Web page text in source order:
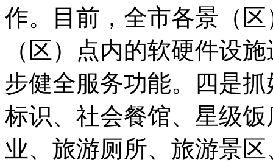
作。目前，全市各景（
（区）点内的软硬件设
步健全服务功能。四是
标识、社会餐馆、星级
业、旅游厕所、旅游景